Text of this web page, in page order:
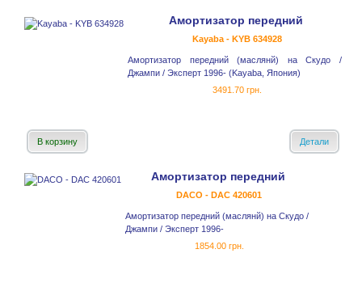
Амортизатор передний
Kayaba - KYB 634928
Амортизатор передний (маслянй) на Скудо /
Джампи / Эксперт 1996- (Kayaba, Япония)
3491.70 грн.
В корзину Детали
Амортизатор передний
DACO - DAC 420601
Амортизатор передний (маслянй) на Скудо /
Джампи / Эксперт 1996-
1854.00 грн.